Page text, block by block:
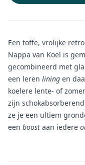
Een toffe, vrolijke
Nappa van Koel is
gecombineerd met
een leren lining en
koelere lente- of
zijn
ze je een ultiem
een boost aan iedere